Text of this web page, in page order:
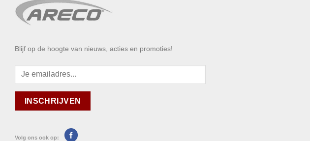
Blijf op de hoogte van nieuws, acties en promoties!
Volg ons ook op: